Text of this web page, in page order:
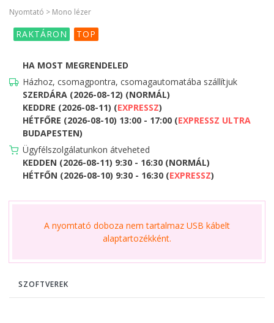
Nyomtató > Mono lézer
RAKTÁRON TOP
HA MOST MEGRENDELED
Házhoz, csomagpontra, csomagautomatába szállítjuk
SZERDÁRA (2026-08-12) (NORMÁL)
KEDDRE (2026-08-11) (EXPRESSZ)
HÉTFŐRE (2026-08-10) 13:00 - 17:00 (EXPRESSZ ULTRA
BUDAPESTEN)
Ügyfélszolgálatunkon átveheted
KEDDEN (2026-08-11) 9:30 - 16:30 (NORMÁL)
HÉTFŐN (2026-08-10) 9:30 - 16:30 (EXPRESSZ)
A nyomtató doboza nem tartalmaz USB kábelt
alaptartozékként.
SZOFTVEREK